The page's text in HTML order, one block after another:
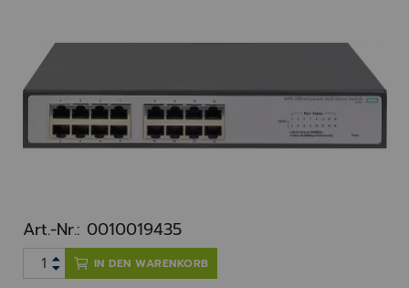
Art.-Nr.: 0010019435
IN DEN WARENKORB